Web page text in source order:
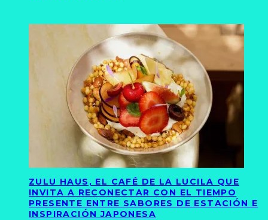
ZULU HAUS, EL CAFÉ DE LA LUCILA QUE
INVITA A RECONECTAR CON EL TIEMPO
PRESENTE ENTRE SABORES DE ESTACIÓN E
INSPIRACIÓN JAPONESA